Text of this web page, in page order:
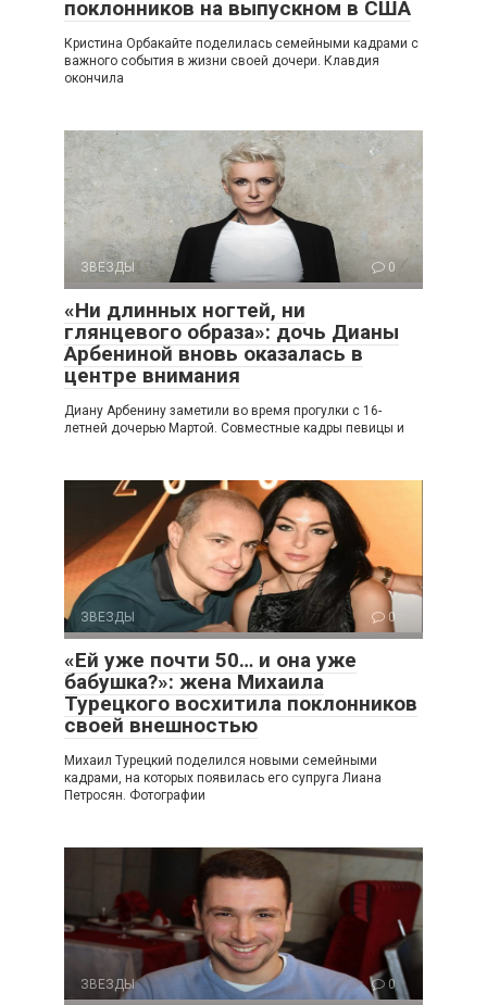
поклонников на выпускном в США
Кристина Орбакайте поделилась семейными кадрами с
важного события в жизни своей дочери. Клавдия
окончила
ЗВЕЗДЫ 0
«Ни длинных ногтей, ни
глянцевого образа»: дочь Дианы
Арбениной вновь оказалась в
центре внимания
Диану Арбенину заметили во время прогулки с 16-
летней дочерью Мартой. Совместные кадры певицы и
ЗВЕЗДЫ 0
«Ей уже почти 50… и она уже
бабушка?»: жена Михаила
Турецкого восхитила поклонников
своей внешностью
Михаил Турецкий поделился новыми семейными
кадрами, на которых появилась его супруга Лиана
Петросян. Фотографии
ЗВЕЗДЫ 0